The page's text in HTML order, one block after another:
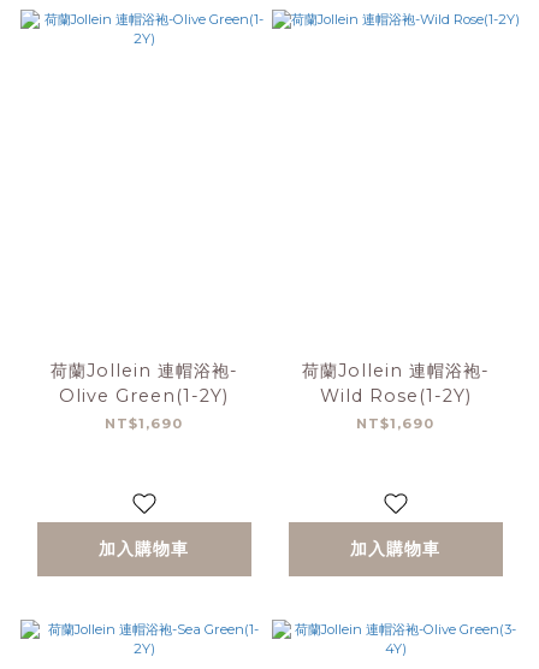
荷蘭Jollein 連帽浴袍-
Olive Green(1-2Y)
NT$1,690
加入購物車
荷蘭Jollein 連帽浴袍-
Wild Rose(1-2Y)
NT$1,690
加入購物車